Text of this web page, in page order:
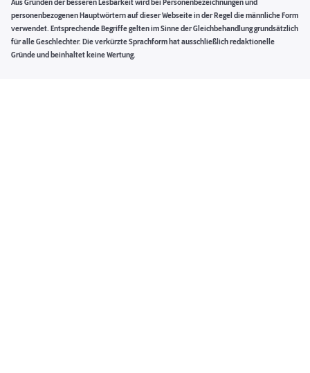
Aus Gründen der besseren Lesbarkeit wird bei Personenbezeichnungen und
personenbezogenen Hauptwörtern auf dieser Webseite in der Regel die männliche Form
verwendet. Entsprechende Begriffe gelten im Sinne der Gleichbehandlung grundsätzlich
für alle Geschlechter. Die verkürzte Sprachform hat ausschließlich redaktionelle
Gründe und beinhaltet keine Wertung.